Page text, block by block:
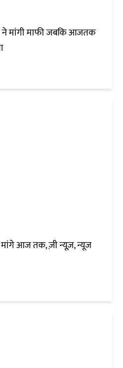
ने मांगी माफी जबकि आजतक
आज तक, ज़ी न्यूज़, न्यूज